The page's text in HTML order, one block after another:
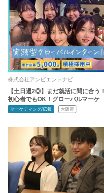
株式会社アンビエントナビ
【土日週2◎】まだ就活に間に合う！
初心者でもOK！グローバルマーケ
マーケティング/広報 大阪府